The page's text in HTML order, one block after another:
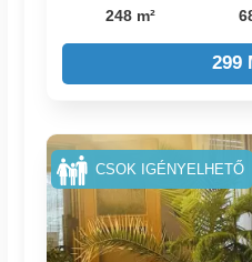
248 m²
299
CSOK IGÉNYELHETŐ